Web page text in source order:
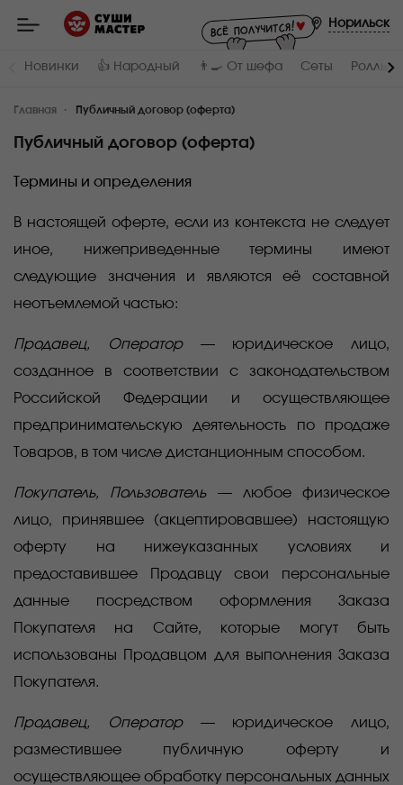
Мастер
заказ
доставка
суши,
WOK
Норильске
Норильск
Новинки 👍 Народный 👨‍🍳 От шефа Сеты Роллы
Главная Публичный договор (оферта)
Публичный договор (оферта)
Термины и определения
В настоящей оферте, если из контекста не следует
иное, нижеприведенные термины имеют
следующие значения и являются её составной
неотъемлемой частью:
Продавец, Оператор— юридическое лицо,
созданное в соответствии c законодательством
Российской Федерации и осуществляющее
предпринимательскую деятельность по продаже
Товаров, в том числе дистанционным способом.
Покупатель, Пользователь— любое физическое
лицо, принявшее (акцептировавшее) настоящую
оферту на нижеуказанных условиях и
предоставившее Продавцу свои персональные
данные посредством оформления Заказа
Покупателя на Сайте, которые могут быть
использованы Продавцом для выполнения Заказа
Покупателя.
Продавец, Оператор— юридическое лицо,
разместившее публичную оферту и
осуществляющее обработку персональных данных